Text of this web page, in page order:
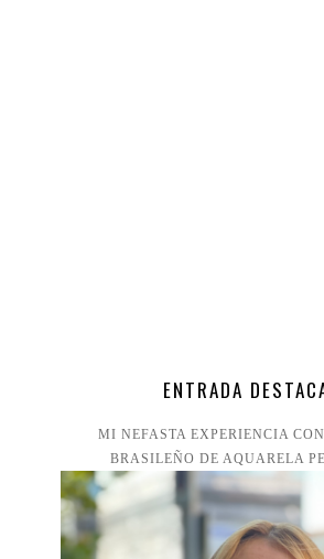
ENTRADA
MI NEFASTA EXPERIENCIA
BRASILEÑO DE AQUARELA